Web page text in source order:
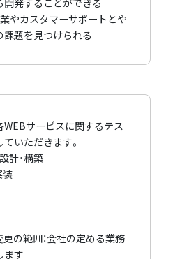
やカスタマーサポートとや
課題を見つけられる
サービスに関するテス
いただきます。
計・構築
装
の範囲：会社の定める業務
ます